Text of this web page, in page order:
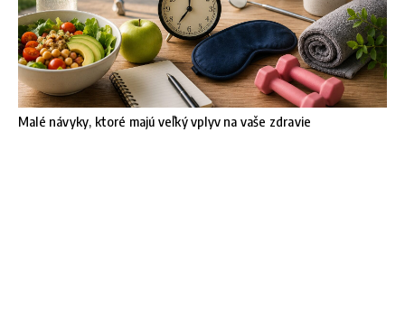
Malé návyky, ktoré majú veľký vplyv na vaše zdravie